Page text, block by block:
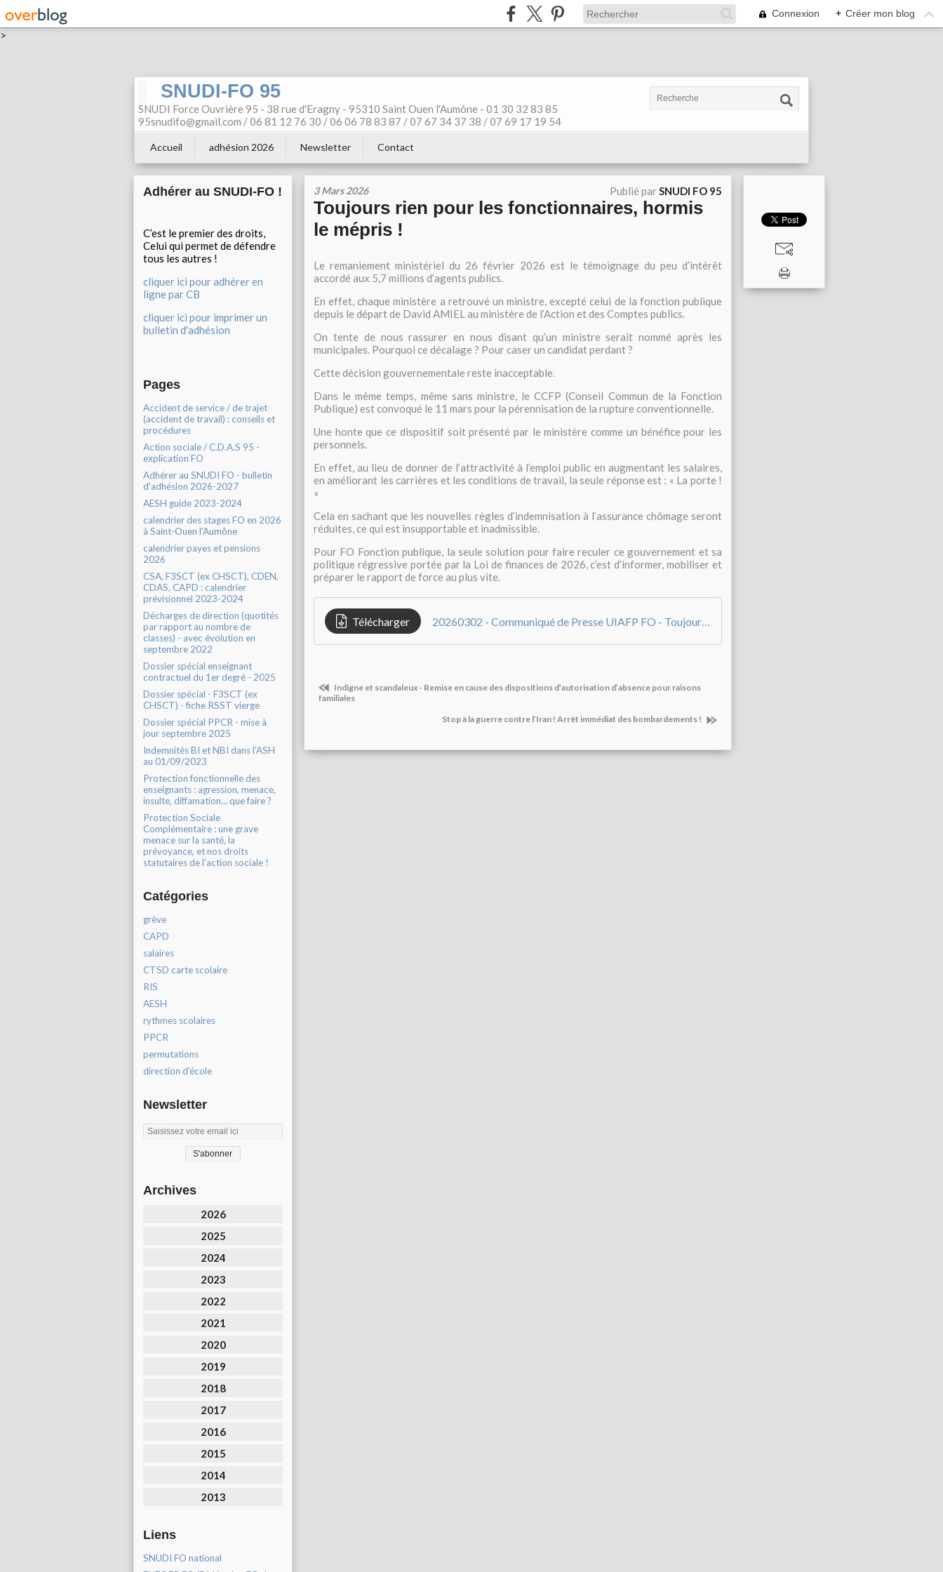
>
Connexion + Créer mon blog
SNUDI-FO 95
SNUDI Force Ouvrière 95 - 38 rue d'Eragny - 95310 Saint Ouen l'Aumône - 01 30 32 83 85
95snudifo@gmail.com / 06 81 12 76 30 / 06 06 78 83 87 / 07 67 34 37 38 / 07 69 17 19 54
Accueil adhésion 2026 Newsletter Contact
Adhérer au SNUDI-FO !
C’est le premier des droits,
Celui qui permet de défendre
tous les autres !
cliquer ici pour adhérer en
ligne par CB
cliquer ici pour imprimer un
bulletin d'adhésion
Pages
Accident de service / de trajet
(accident de travail) : conseils et
procédures
Action sociale / C.D.A.S 95 -
explication FO
Adhérer au SNUDI FO - bulletin
d'adhésion 2026-2027
AESH guide 2023-2024
calendrier des stages FO en 2026
à Saint-Ouen l'Aumône
calendrier payes et pensions
2026
CSA, F3SCT (ex CHSCT), CDEN,
CDAS, CAPD : calendrier
prévisionnel 2023-2024
Décharges de direction (quotités
par rapport au nombre de
classes) - avec évolution en
septembre 2022
Dossier spécial enseignant
contractuel du 1er degré - 2025
Dossier spécial - F3SCT (ex
CHSCT) - fiche RSST vierge
Dossier spécial PPCR - mise à
jour septembre 2025
Indemnités BI et NBI dans l'ASH
au 01/09/2023
Protection fonctionnelle des
enseignants : agression, menace,
insulte, diffamation... que faire ?
Protection Sociale
Complémentaire : une grave
menace sur la santé, la
prévoyance, et nos droits
statutaires de l'action sociale !
Catégories
grève
CAPD
salaires
CTSD carte scolaire
RIS
AESH
rythmes scolaires
PPCR
permutations
direction d'école
Newsletter
Archives
2026
2025
2024
2023
2022
2021
2020
2019
2018
2017
2016
2015
2014
2013
Liens
SNUDI FO national
3 Mars 2026 Publié parSNUDI FO 95
Toujours rien pour les fonctionnaires, hormis
le mépris !
Le remaniement ministériel du 26 février 2026 est le témoignage du peu d’intérêt
accordé aux 5,7 millions d’agents publics.
En effet, chaque ministère a retrouvé un ministre, excepté celui de la fonction publique
depuis le départ de David AMIEL au ministère de l’Action et des Comptes publics.
On tente de nous rassurer en nous disant qu’un ministre serait nommé après les
municipales. Pourquoi ce décalage ? Pour caser un candidat perdant ?
Cette décision gouvernementale reste inacceptable.
Dans le même temps, même sans ministre, le CCFP (Conseil Commun de la Fonction
Publique) est convoqué le 11 mars pour la pérennisation de la rupture conventionnelle.
Une honte que ce dispositif soit présenté par le ministère comme un bénéfice pour les
personnels.
En effet, au lieu de donner de l’attractivité à l’emploi public en augmentant les salaires,
en améliorant les carrières et les conditions de travail, la seule réponse est : « La porte !
»
Cela en sachant que les nouvelles règles d’indemnisation à l’assurance chômage seront
réduites, ce qui est insupportable et inadmissible.
Pour FO Fonction publique, la seule solution pour faire reculer ce gouvernement et sa
politique régressive portée par la Loi de finances de 2026, c’est d’informer, mobiliser et
préparer le rapport de force au plus vite.
Télécharger
Indigne et scandaleux - Remise en cause des dispositions d’autorisation d’absence pour raisons
familiales
Stop à la guerre contre l’Iran ! Arrêt immédiat des bombardements !